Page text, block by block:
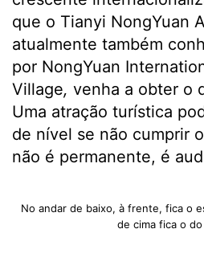
que o Tianyi NongYuan
atualmente também
por NongYuan
Village, venha a obter o
Uma atração turística
de nível se não cumprir
não é permanente, é
No andar de baixo, à frente, fica o
de cima fica o